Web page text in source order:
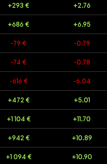
+293 € +2.76
+686 € +6.95
-79 € -0.79
-74 € -0.78
-616 € -6.04
+472 € +5.01
+1 104 € +11.70
+942 € +10.89
+1 094 € +10.90